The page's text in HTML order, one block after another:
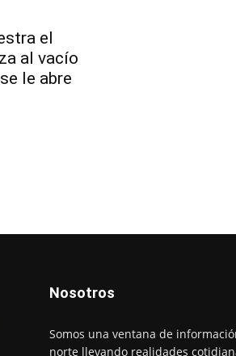
el
al vacío
le abre
Nosotros
Somos una ventana de
norte llevando realidades